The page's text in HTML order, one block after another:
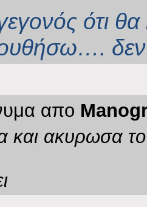
ότι
απο
και ακυρωσα το